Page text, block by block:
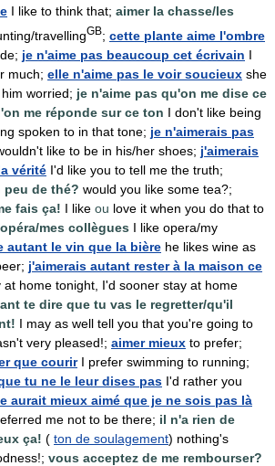
I like to think that; aimer la chasse/les
travellingGB; cette plante aime l'ombre
je n'aime pas beaucoup cet écrivain I
much; elle n'aime pas le voir soucieux she
worried; je n'aime pas qu'on me dise ce
me réponde sur ce ton I don't like being
spoken to in that tone; je n'aimerais pas
like to be in his/her shoes; j'aimerais
vérité I'd like you to tell me the truth;
peu de thé? would you like some tea?;
fais ça! I like ou love it when you do that to
mes collègues I like opera/my
autant le vin que la bière he likes wine as
j'aimerais autant rester à la maison ce
home tonight, I'd sooner stay at home
te dire que tu vas le regretter/qu'il
I may as well tell you that you're going to
very pleased!; aimer mieux to prefer;
que courirI prefer swimming to running;
tu ne le leur dises pas I'd rather you
aurait mieux aimé que je ne sois pas là
me not to be there; il n'a rien de
ça! ( ton de soulagement) nothing's
vous acceptez de me rembourser?